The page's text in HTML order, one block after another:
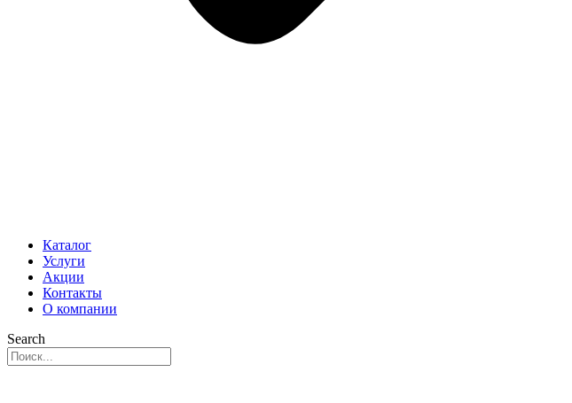
Каталог
Услуги
Акции
Контакты
О компании
Search